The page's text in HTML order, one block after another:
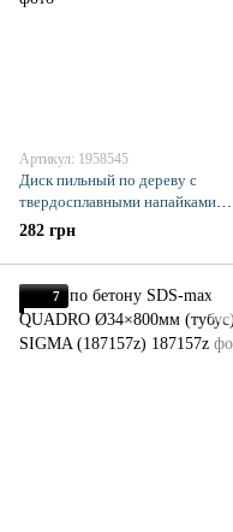
Артикул: 1958545
Диск пильный по дереву с
твердосплавными напайками
Ø230×32(30;25.4)×40Т, 6000об/
мин GRAD (1958545)
282 грн
7